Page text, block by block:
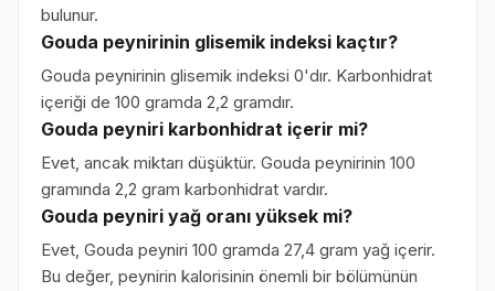
bulunur.
Gouda peynirinin glisemik indeksi kaçtır?
Gouda peynirinin glisemik indeksi 0'dır. Karbonhidrat
içeriği de 100 gramda 2,2 gramdır.
Gouda peyniri karbonhidrat içerir mi?
Evet, ancak miktarı düşüktür. Gouda peynirinin 100
gramında 2,2 gram karbonhidrat vardır.
Gouda peyniri yağ oranı yüksek mi?
Evet, Gouda peyniri 100 gramda 27,4 gram yağ içerir.
Bu değer, peynirin kalorisinin önemli bir bölümünün